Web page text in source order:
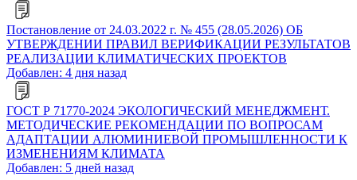
Постановление от 24.03.2022 г. № 455 (28.05.2026) ОБ
УТВЕРЖДЕНИИ ПРАВИЛ ВЕРИФИКАЦИИ РЕЗУЛЬТАТОВ
РЕАЛИЗАЦИИ КЛИМАТИЧЕСКИХ ПРОЕКТОВ
Добавлен: 4 дня назад
ГОСТ Р 71770-2024 ЭКОЛОГИЧЕСКИЙ МЕНЕДЖМЕНТ.
МЕТОДИЧЕСКИЕ РЕКОМЕНДАЦИИ ПО ВОПРОСАМ
АДАПТАЦИИ АЛЮМИНИЕВОЙ ПРОМЫШЛЕННОСТИ К
ИЗМЕНЕНИЯМ КЛИМАТА
Добавлен: 5 дней назад